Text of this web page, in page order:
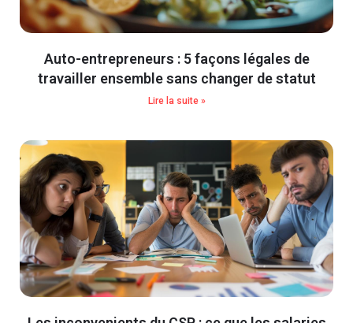
Auto-entrepreneurs : 5 façons légales de
travailler ensemble sans changer de statut
Lire la suite »